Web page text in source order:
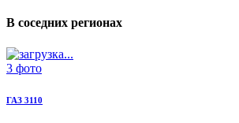
В соседних регионах
3 фото
ГАЗ 3110